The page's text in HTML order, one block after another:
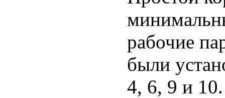
рабочие
были
4, 6, 9 и 10.